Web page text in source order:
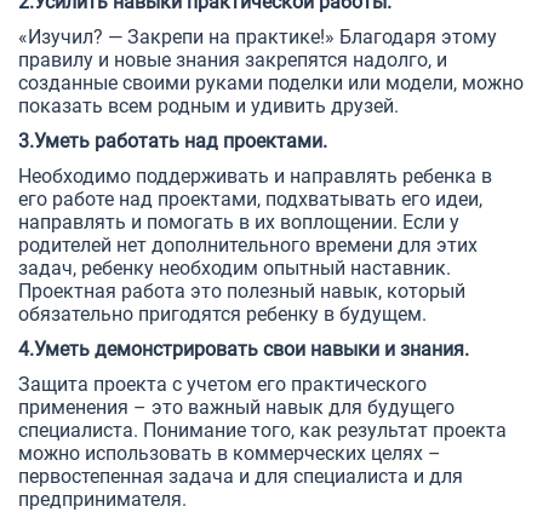
«Изучил? — Закрепи на практике!» Благодаря этому
правилу и новые знания закрепятся надолго, и
созданные своими руками поделки или модели, можно
показать всем родным и удивить друзей.
3.Уметь работать над проектами.
Необходимо поддерживать и направлять ребенка в
его работе над проектами, подхватывать его идеи,
направлять и помогать в их воплощении. Если у
родителей нет дополнительного времени для этих
задач, ребенку необходим опытный наставник.
Проектная работа это полезный навык, который
обязательно пригодятся ребенку в будущем.
4.Уметь демонстрировать свои навыки и знания.
Защита проекта с учетом его практического
применения – это важный навык для будущего
специалиста. Понимание того, как результат проекта
можно использовать в коммерческих целях –
первостепенная задача и для специалиста и для
предпринимателя.